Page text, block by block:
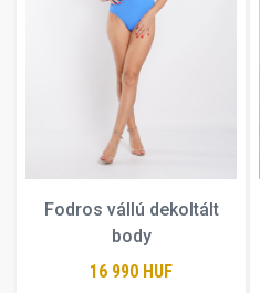
Fodros vállú dekoltált
body
16 990 HUF